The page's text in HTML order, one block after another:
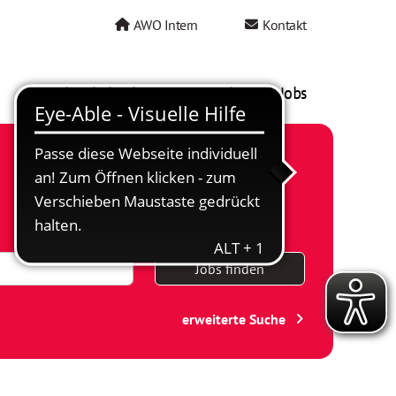
AWO Intern Kontakt
AWO als Arbeitgeber Mein AWO Jobs
Jobs finden
erweiterte Suche